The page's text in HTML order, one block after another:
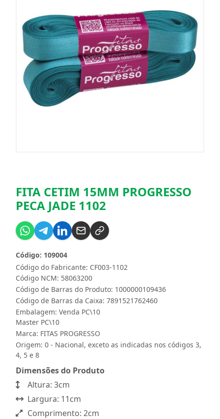
FITA CETIM 15MM PROGRESSO
PECA JADE 1102
Código do Fabricante: CF003-1102
Código: 109004
Código NCM: 58063200
Código de Barras do Produto: 1000000109436
Código de Barras da Caixa: 7891521762460
Embalagem: Venda PC\10
Master PC\10
Marca: FITAS PROGRESSO
Origem: 0 - Nacional, exceto as indicadas nos códigos 3,
4, 5 e 8
Dimensões do Produto
Altura: 3cm
Largura: 11cm
Comprimento: 2cm